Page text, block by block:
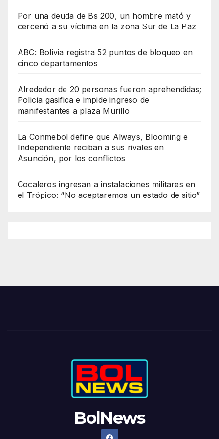
Por una deuda de Bs 200, un hombre mató y
cercenó a su víctima en la zona Sur de La Paz
ABC: Bolivia registra 52 puntos de bloqueo en
cinco departamentos
Alrededor de 20 personas fueron aprehendidas;
Policía gasifica e impide ingreso de
manifestantes a plaza Murillo
La Conmebol define que Always, Blooming e
Independiente reciban a sus rivales en
Asunción, por los conflictos
Cocaleros ingresan a instalaciones militares en
el Trópico: “No aceptaremos un estado de sitio”
BolNews